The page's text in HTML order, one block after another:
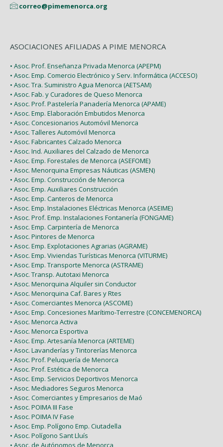
correo@pimemenorca.org
ASOCIACIONES AFILIADAS A PIME MENORCA
• Asoc. Prof. Enseñanza Privada Menorca (APEPM)
• Asoc. Emp. Comercio Electrónico y Serv. Informática (ACCESO)
• Asoc. Tra. Suministro Agua Menorca (AETSAM)
• Asoc. Fab. y Curadores de Queso Menorca
• Asoc. Prof. Pastelería Panadería Menorca (APAME)
• Asoc. Emp. Elaboración Embutidos Menorca
• Asoc. Concesionarios Automóvil Menorca
• Asoc. Talleres Automóvil Menorca
• Asoc. Fabricantes Calzado Menorca
• Asoc. Ind. Auxiliares del Calzado de Menorca
• Asoc. Emp. Forestales de Menorca (ASEFOME)
• Asoc. Menorquina Empresas Náuticas (ASMEN)
• Asoc. Emp. Construcción de Menorca
• Asoc. Emp. Auxiliares Construcción
• Asoc. Emp. Canteros de Menorca
• Asoc. Emp. Instalaciones Eléctricas Menorca (ASEIME)
• Asoc. Prof. Emp. Instalaciones Fontanería (FONGAME)
• Asoc. Emp. Carpintería de Menorca
• Asoc. Pintores de Menorca
• Asoc. Emp. Explotaciones Agrarias (AGRAME)
• Asoc. Emp. Viviendas Turísticas Menorca (VITURME)
• Asoc. Emp. Transporte Menorca (ASTRAME)
• Asoc. Transp. Autotaxi Menorca
• Asoc. Menorquina Alquiler sin Conductor
• Asoc. Menorquina Caf. Bares y Rtes
• Asoc. Comerciantes Menorca (ASCOME)
• Asoc. Emp. Concesiones Marítimo-Terrestre (CONCEMENORCA)
• Asoc. Menorca Activa
• Asoc. Menorca Esportiva
• Asoc. Emp. Artesanía Menorca (ARTEME)
• Asoc. Lavanderías y Tintorerías Menorca
• Asoc. Prof. Peluquería de Menorca
• Asoc. Prof. Estética de Menorca
• Asoc. Emp. Servicios Deportivos Menorca
• Asoc. Mediadores Seguros Menorca
• Asoc. Comerciantes y Empresarios de Maó
• Asoc. POIMA III Fase
• Asoc. POIMA IV Fase
• Asoc. Emp. Polígono Emp. Ciutadella
• Asoc. Polígono Sant Lluís
• Asoc. de Autónomos de Menorca